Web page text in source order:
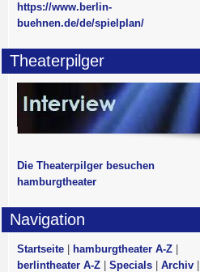
https://www.berlin-
buehnen.de/de/spielplan/
Theaterpilger
Die Theaterpilger besuchen
hamburgtheater
Navigation
Startseite hamburgtheater A-Z
berlintheater A-Z
Specials Archiv